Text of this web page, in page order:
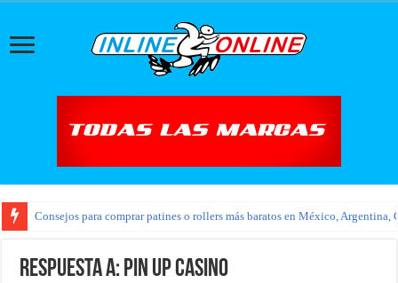
Consejos para comprar patines o rollers más baratos en México, Argentina,
Respuesta a: pin up casino